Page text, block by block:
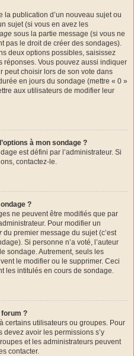
la publication d’un nouveau sujet ou
sujet (si vous en avez les
sous la partie message (si vous ne
pas le droit de créer des sondages).
deux options possibles, saisissez
Vous pouvez aussi indiquer
peut choisir lors de son vote dans
en jours du sondage (mettre « 0 »
aux utilisateurs de modifier leur
à mon sondage ?
est défini par l’administrateur. Si
contactez-le.
?
ne peuvent être modifiés que par
Pour modifier un
du premier message du sujet (c’est
Si personne n’a voté, l’auteur
sondage. Autrement, seuls les
le modifier ou le supprimer. Ceci
les intitulés en cours de sondage.
forum ?
certains utilisateurs ou groupes. Pour
devez avoir les permissions s’y
et les administrateurs peuvent
contacter.